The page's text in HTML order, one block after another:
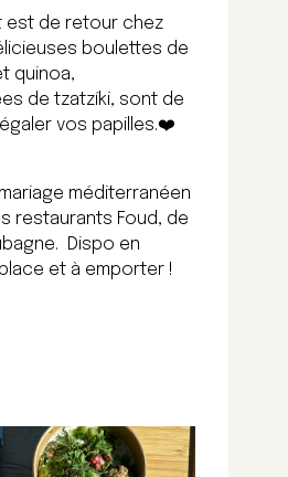
est de retour chez
boulettes de
quinoa,
de tzatzíki, sont de
vos papilles.❤️
méditerranéen
restaurants Foud, de
Dispo en
et à emporter !